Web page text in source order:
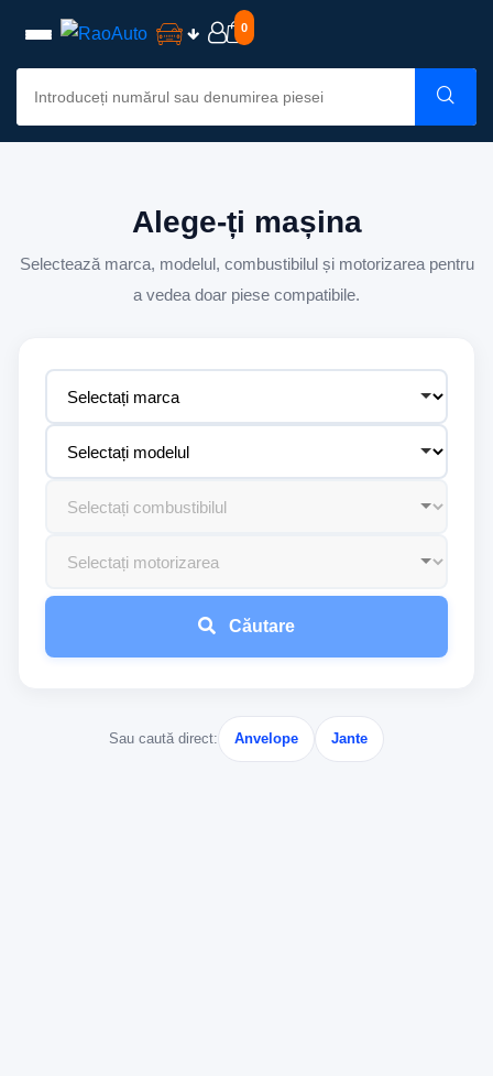
0
Alege-ți mașina
Selectează marca, modelul, combustibilul și motorizarea pentru
a vedea doar piese compatibile.
Căutare
Sau caută direct: Anvelope Jante